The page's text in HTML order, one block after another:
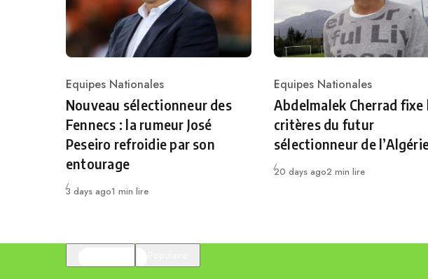
Category
Equipes Nationales
Nouveau sélectionneur des
Fennecs : la rumeur José
Peseiro refroidie par son
entourage
Publié
3 days ago1 min lire
Category
Equipes Nationales
Abdelmalek Cherrad fixe
critères du futur
sélectionneur de
Publié
20 days ago2 min lire